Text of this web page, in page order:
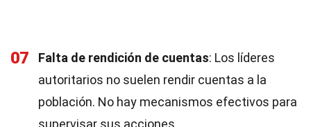
07 Falta de rendición de cuentas: Los líderes
autoritarios no suelen rendir cuentas a la
población. No hay mecanismos efectivos para
supervisar sus acciones.